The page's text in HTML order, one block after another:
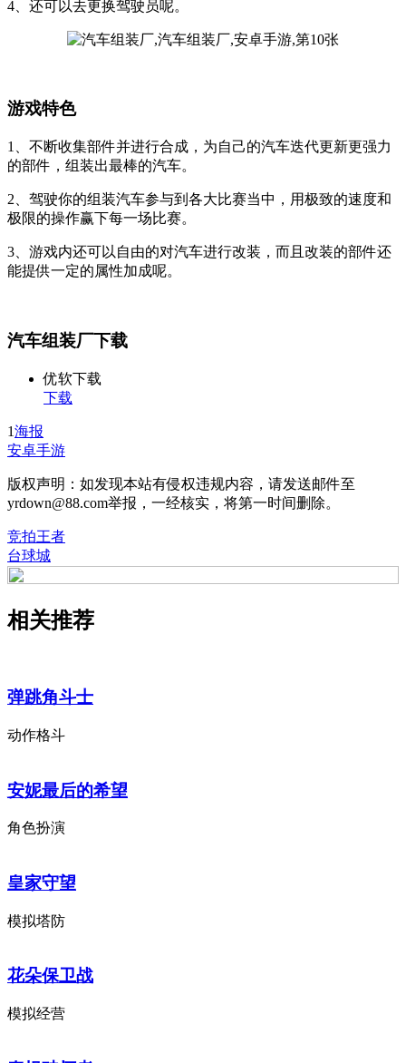
4、还可以去更换驾驶员呢。
游戏特色
1、不断收集部件并进行合成，为自己的汽车迭代更新更强力
的部件，组装出最棒的汽车。
2、驾驶你的组装汽车参与到各大比赛当中，用极致的速度和
极限的操作赢下每一场比赛。
3、游戏内还可以自由的对汽车进行改装，而且改装的部件还
能提供一定的属性加成呢。
汽车组装厂下载
优软下载
下载
1海报
安卓手游
版权声明：如发现本站有侵权违规内容，请发送邮件至
yrdown@88.com举报，一经核实，将第一时间删除。
竞拍王者
台球城
相关推荐
弹跳角斗士
动作格斗
安妮最后的希望
角色扮演
皇家守望
模拟塔防
花朵保卫战
模拟经营